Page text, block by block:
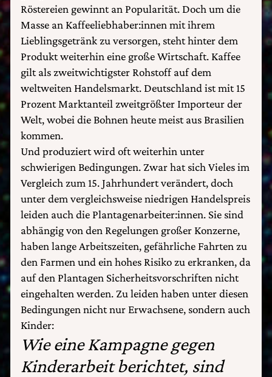
Röstereien gewinnt an Popularität. Doch um die
Masse an Kaffeeliebhaber:innen mit ihrem
Lieblingsgetränk zu versorgen, steht hinter dem
Produkt weiterhin eine große Wirtschaft. Kaffee
gilt als zweitwichtigster Rohstoff auf dem
weltweiten Handelsmarkt. Deutschland ist mit 15
Prozent Marktanteil zweitgrößter Importeur der
Welt, wobei die Bohnen heute meist aus Brasilien
kommen.
Und produziert wird oft weiterhin unter
schwierigen Bedingungen. Zwar hat sich Vieles im
Vergleich zum 15. Jahrhundert verändert, doch
unter dem vergleichsweise niedrigen Handelspreis
leiden auch die Plantagenarbeiter:innen. Sie sind
abhängig von den Regelungen großer Konzerne,
haben lange Arbeitszeiten, gefährliche Fahrten zu
den Farmen und ein hohes Risiko zu erkranken, da
auf den Plantagen Sicherheitsvorschriften nicht
eingehalten werden. Zu leiden haben unter diesen
Bedingungen nicht nur Erwachsene, sondern auch
Kinder:
Wie eine Kampagne gegen
Kinderarbeit berichtet, sind